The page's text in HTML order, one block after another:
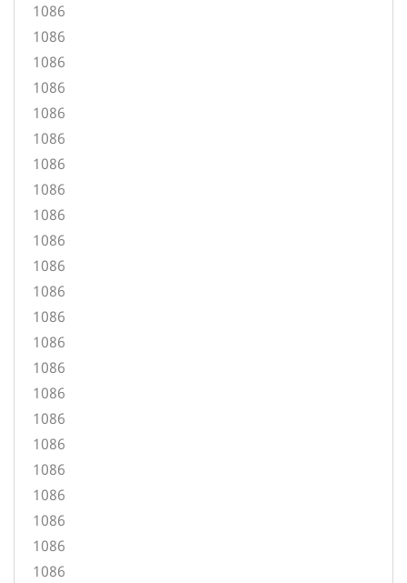
1086
1086
1086
1086
1086
1086
1086
1086
1086
1086
1086
1086
1086
1086
1086
1086
1086
1086
1086
1086
1086
1086
1086